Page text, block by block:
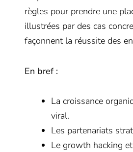
règles pour prendre une
illustrées par des cas
façonnent la réussite des
En bref :
La croissance
viral.
Les partenariats
Le growth hacking